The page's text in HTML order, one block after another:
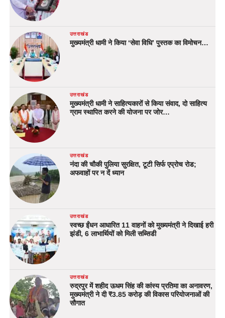
उत्तराखंड
मुख्यमंत्री धामी ने किया ‘सेवा विधि’ पुस्तक का विमोचन…
उत्तराखंड
मुख्यमंत्री धामी ने साहित्यकारों से किया संवाद, दो साहित्य
ग्राम स्थापित करने की योजना पर जोर…
उत्तराखंड
नंदा की चौकी पुलिया सुरक्षित, टूटी सिर्फ एप्रोच रोड;
अफवाहों पर न दें ध्यान
उत्तराखंड
स्वच्छ ईंधन आधारित 11 वाहनों को मुख्यमंत्री ने दिखाई हरी
झंडी, 6 लाभार्थियों को मिली सब्सिडी
उत्तराखंड
रुद्रपुर में शहीद ऊधम सिंह की कांस्य प्रतिमा का अनावरण,
मुख्यमंत्री ने दी ₹3.85 करोड़ की विकास परियोजनाओं की
सौगात